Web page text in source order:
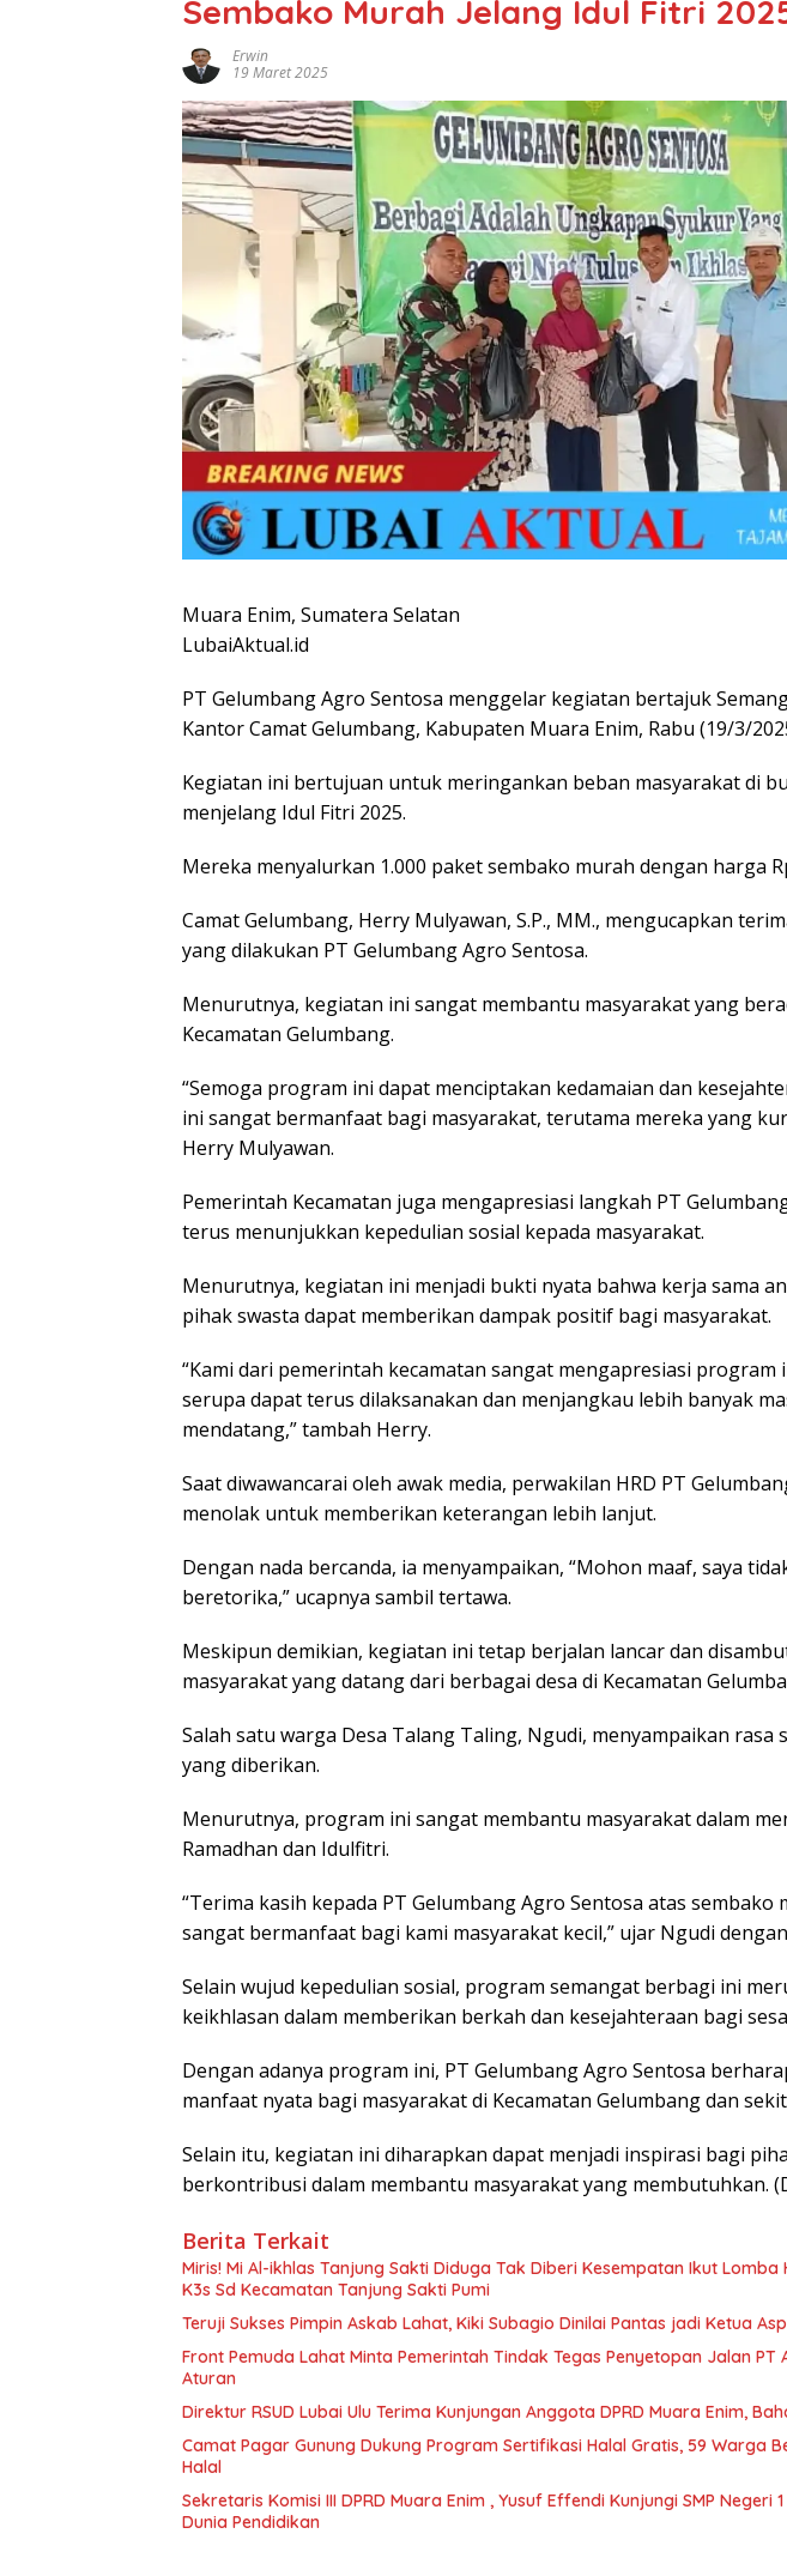
Sembako Murah Jelang Idul Fitri
Erwin
19 Maret 2025
Muara Enim, Sumatera Selatan
LubaiAktual.id
PT Gelumbang Agro Sentosa menggelar kegiatan bertajuk
Kantor Camat Gelumbang, Kabupaten Muara Enim, Rabu (19/3/
Kegiatan ini bertujuan untuk meringankan beban masyarakat di
menjelang Idul Fitri 2025.
Mereka menyalurkan 1.000 paket sembako murah dengan harga
Camat Gelumbang, Herry Mulyawan, S.P., MM., mengucapkan
yang dilakukan PT Gelumbang Agro Sentosa.
Menurutnya, kegiatan ini sangat membantu masyarakat yang
Kecamatan Gelumbang.
“Semoga program ini dapat menciptakan kedamaian dan
ini sangat bermanfaat bagi masyarakat, terutama mereka yang
Herry Mulyawan.
Pemerintah Kecamatan juga mengapresiasi langkah PT
terus menunjukkan kepedulian sosial kepada masyarakat.
Menurutnya, kegiatan ini menjadi bukti nyata bahwa kerja sama
pihak swasta dapat memberikan dampak positif bagi masyarakat.
“Kami dari pemerintah kecamatan sangat mengapresiasi program
serupa dapat terus dilaksanakan dan menjangkau lebih banyak
mendatang,” tambah Herry.
Saat diwawancarai oleh awak media, perwakilan HRD PT
menolak untuk memberikan keterangan lebih lanjut.
Dengan nada bercanda, ia menyampaikan, “Mohon maaf, saya
beretorika,” ucapnya sambil tertawa.
Meskipun demikian, kegiatan ini tetap berjalan lancar dan
masyarakat yang datang dari berbagai desa di Kecamatan
Salah satu warga Desa Talang Taling, Ngudi, menyampaikan rasa
yang diberikan.
Menurutnya, program ini sangat membantu masyarakat dalam
Ramadhan dan Idulfitri.
“Terima kasih kepada PT Gelumbang Agro Sentosa atas sembako
sangat bermanfaat bagi kami masyarakat kecil,” ujar Ngudi
Selain wujud kepedulian sosial, program semangat berbagi ini
keikhlasan dalam memberikan berkah dan kesejahteraan bagi
Dengan adanya program ini, PT Gelumbang Agro Sentosa
manfaat nyata bagi masyarakat di Kecamatan Gelumbang dan
Selain itu, kegiatan ini diharapkan dapat menjadi inspirasi bagi
berkontribusi dalam membantu masyarakat yang membutuhkan.
Berita Terkait
Miris! Mi Al-ikhlas Tanjung Sakti Diduga Tak Diberi Kesempatan Ikut Lomba
K3s Sd Kecamatan Tanjung Sakti Pumi
Teruji Sukses Pimpin Askab Lahat, Kiki Subagio Dinilai Pantas jadi Ketua
Front Pemuda Lahat Minta Pemerintah Tindak Tegas Penyetopan Jalan PT
Aturan
Direktur RSUD Lubai Ulu Terima Kunjungan Anggota DPRD Muara Enim,
Camat Pagar Gunung Dukung Program Sertifikasi Halal Gratis, 59 Warga
Halal
Sekretaris Komisi III DPRD Muara Enim , Yusuf Effendi Kunjungi SMP Negeri
Dunia Pendidikan